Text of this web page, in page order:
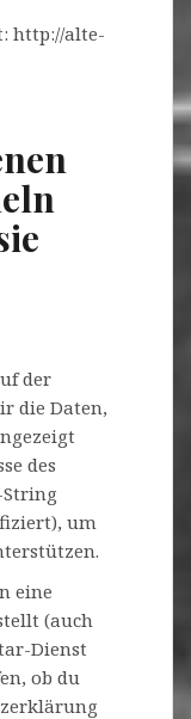
http://alte-
der
die Daten,
des
String
um
eine
(auch
Dienst
ob du